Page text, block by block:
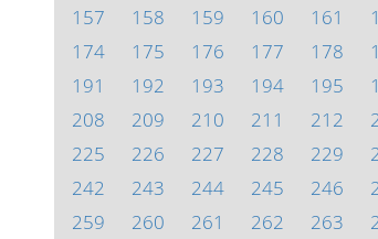
157
158 159 160 161
174
175 176 177 178
191
192 193 194 195
208
209 210 211 212
225
226 227 228 229
242
243 244 245 246
259
260 261 262 263